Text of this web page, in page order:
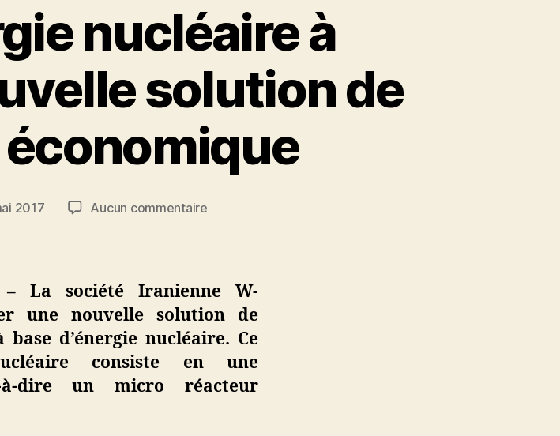
nucléaire à
solution de
2017 Aucun commentairesur
nucléaire
à
domicile
:
nouvelle
solution
– La société Iranienne W-
une nouvelle solution de
d’énergie nucléaire. Ce
consiste en une
à-dire un micro réacteur